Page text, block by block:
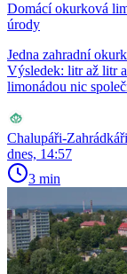
Domácí okurková
úrody
Jedna zahradní
Výsledek: litr až litr
limonádou nic
Chalupáři-Zahrádkáři
dnes, 14:57
3 min